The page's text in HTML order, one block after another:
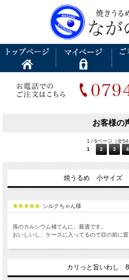
お客様の
1 / 6ページ（全54
1
2 3 4
焼うるめ 小サイズ
シルクちゃん様
孫のカルシウム補てんに、最適です。
おいしいし、ケースに入ってるので目の前に置
カリっと旨いわし